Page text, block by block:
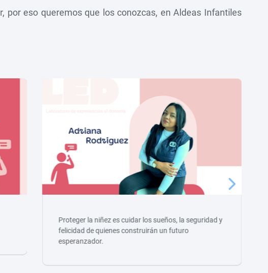
por eso queremos que los conozcas, en Aldeas Infantiles
Proteger la niñez es cuidar los sueños, la seguridad y
felicidad de quienes construirán un futuro
esperanzador.